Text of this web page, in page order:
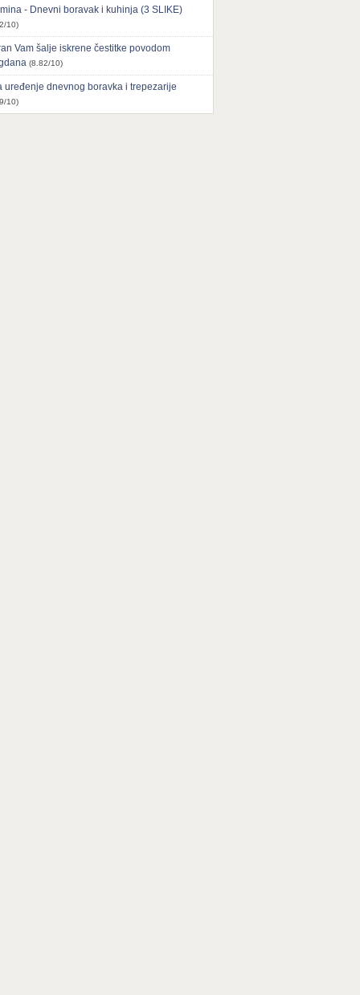
- Dnevni boravak i kuhinja (3 SLIKE)
10)
Vam šalje iskrene čestitke povodom
(8.82/10)
uređenje dnevnog boravka i trepezarije
10)